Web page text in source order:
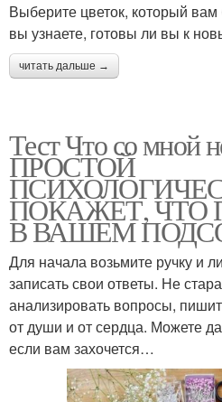
Выберите цветок, который
вы узнаете, готовы ли вы к
читать дальше →
Тест Что со мной
ПРОСТОЙ
ПОКАЖЕТ, ЧТО
В ВАШЕМ
Для начала возьмите ручку и
записать свои ответы. Не
анализировать вопросы,
от души и от сердца. Можете
если вам захочется…